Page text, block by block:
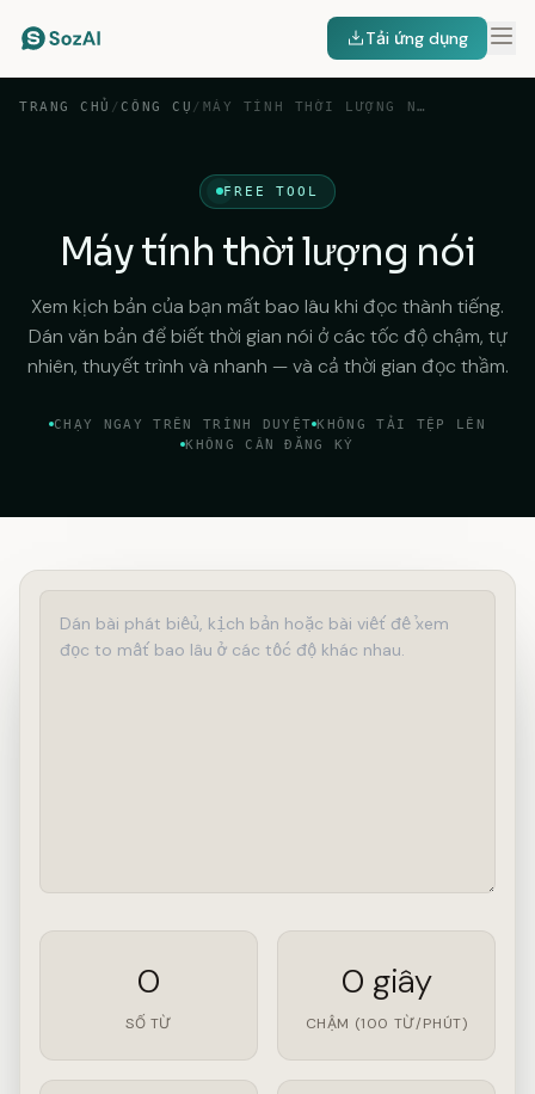
Tải ứng dụng
TRANG CHỦ / CÔNG CỤ / MÁY TÍNH THỜI LƯỢNG NÓI
FREE TOOL
Máy tính thời lượng nói
Xem kịch bản của bạn mất bao lâu khi đọc thành tiếng.
Dán văn bản để biết thời gian nói ở các tốc độ chậm, tự
nhiên, thuyết trình và nhanh — và cả thời gian đọc thầm.
CHẠY NGAY TRÊN TRÌNH DUYỆT KHÔNG TẢI TỆP LÊN
KHÔNG CẦN ĐĂNG KÝ
0
SỐ TỪ
0 giây
CHẬM (100 TỪ/PHÚT)